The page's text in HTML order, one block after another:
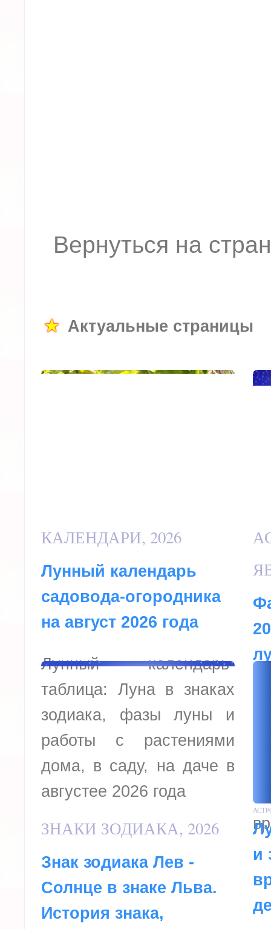
Вернуться на
★ Актуальные страницы
КАЛЕНДАРИ, 2026
Лунный календарь
садовода-огородника
на август 2026 года
Лунный календарь-
таблица: Луна в знаках
зодиака, фазы луны и
работы с растениями
дома, в саду, на даче в
августее 2026 года
ЗНАКИ ЗОДИАКА, 2026
Знак зодиака Лев -
Солнце в знаке Льва.
История знака,
и